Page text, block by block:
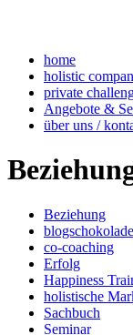
home
holistic
private
Angebote &
über uns /
Beziehung
blogschokolade
co-coaching
Erfolg
Happiness
holistische
Sachbuch
Seminar